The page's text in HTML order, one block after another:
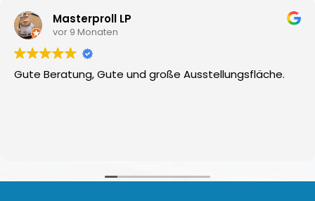
Masterproll LP
vor 9 Monaten
Gute Beratung, Gute und große Ausstellungsfläche.